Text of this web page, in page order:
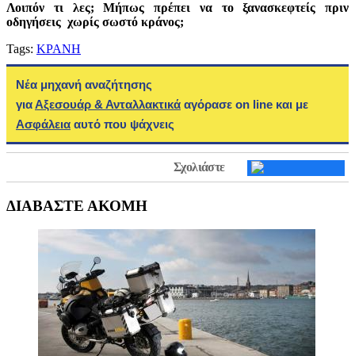
Λοιπόν τι λες; Μήπως πρέπει να το ξανασκεφτείς πριν
οδηγήσεις χωρίς σωστό κράνος;
Tags: ΚΡΑΝΗ
Νέα μηχανή αναζήτησης
γιαΑξεσουάρ & Ανταλλακτικά αγόρασε on line και με
Ασφάλεια αυτό που ψάχνεις
Σχολιάστε
ΔΙΑΒΑΣΤΕ ΑΚΟΜΗ